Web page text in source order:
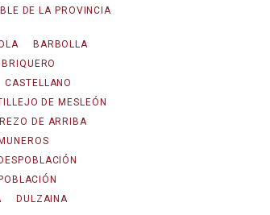
DE LA PROVINCIA
BARBOLLA
BRIQUERO
CASTELLANO
DE MESLEÓN
DE ARRIBA
DESPOBLACIÓN
DULZAINA